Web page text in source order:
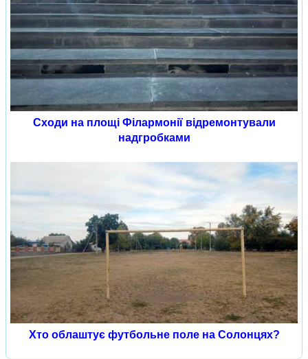
Сходи на площі Філармонії відремонтували
надгробками
Хто облаштує футбольне поле на Солонцях?